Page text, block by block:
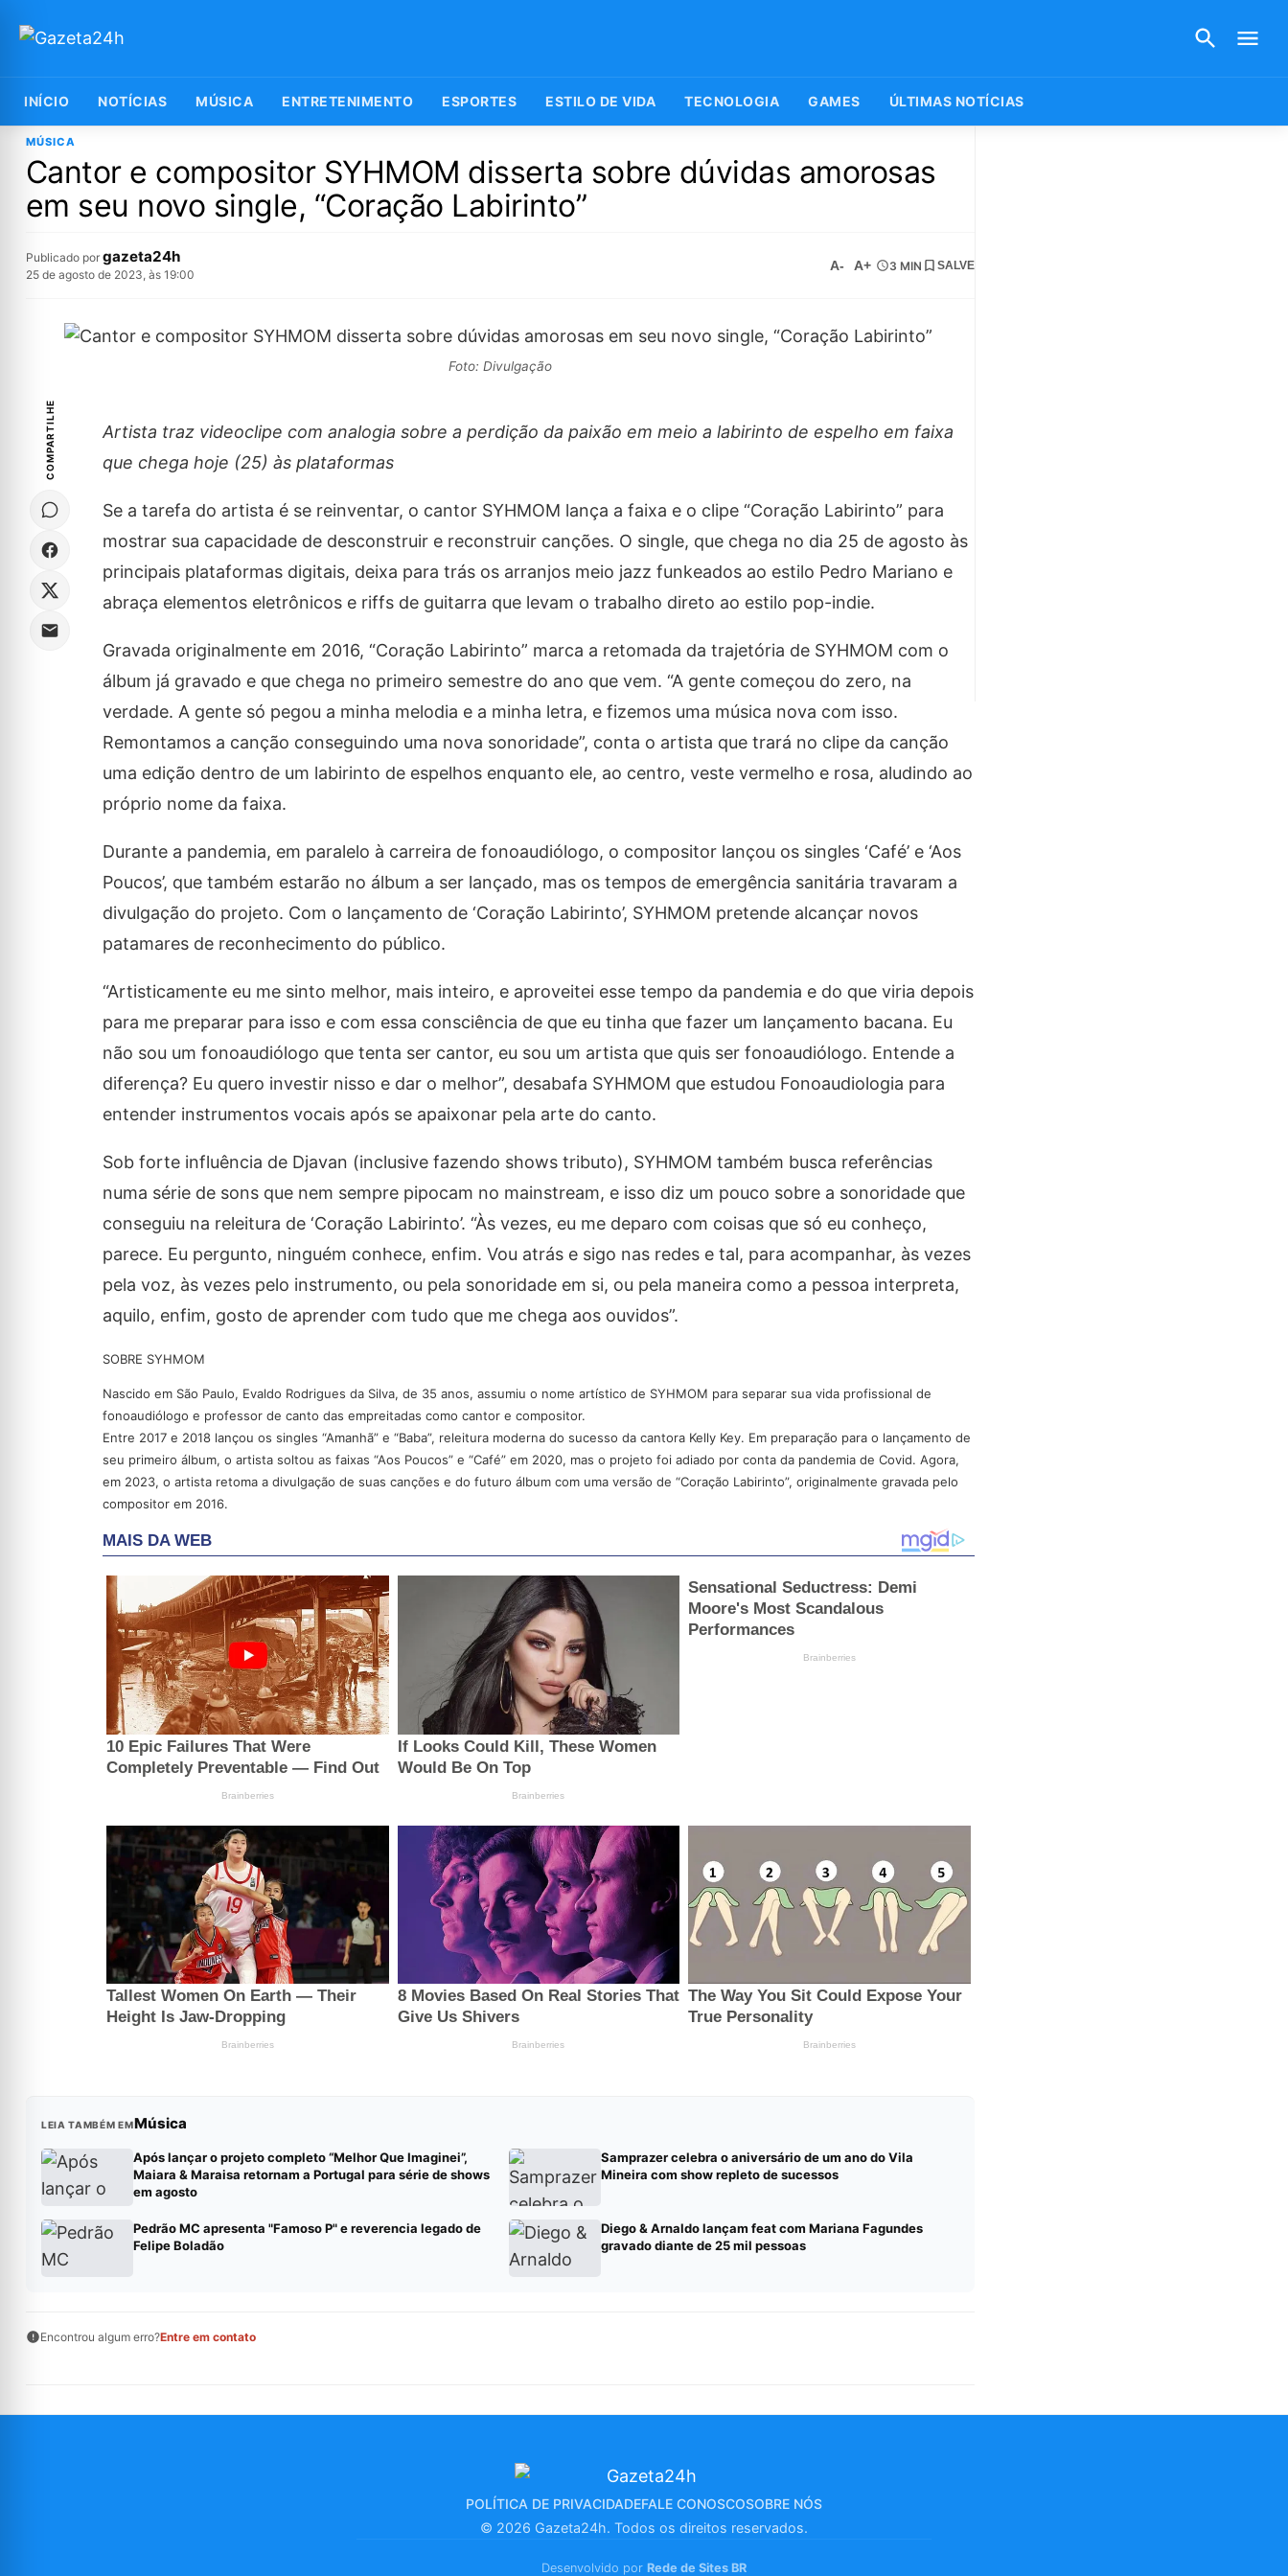
INÍCIO NOTÍCIAS MÚSICA ENTRETENIMENTO ESPORTES ESTILO DE VIDA TECNOLOGIA GAMES ÚLTIMAS NOTÍCIAS
MÚSICA
Cantor e compositor SYHMOM disserta sobre dúvidas amorosas
em seu novo single, “Coração Labirinto”
Publicado por gazeta24h
25 de agosto de 2023, às 19:00
A- A+ 3 MIN SALVE
Foto: Divulgação
COMPARTILHE
Artista traz videoclipe com analogia sobre a perdição da paixão em meio a labirinto de espelho em faixa
que chega hoje (25) às plataformas
Se a tarefa do artista é se reinventar, o cantor SYHMOM lança a faixa e o clipe “Coração Labirinto” para
mostrar sua capacidade de desconstruir e reconstruir canções. O single, que chega no dia 25 de agosto às
principais plataformas digitais, deixa para trás os arranjos meio jazz funkeados ao estilo Pedro Mariano e
abraça elementos eletrônicos e riffs de guitarra que levam o trabalho direto ao estilo pop-indie.
Gravada originalmente em 2016, “Coração Labirinto” marca a retomada da trajetória de SYHMOM com o
álbum já gravado e que chega no primeiro semestre do ano que vem. “A gente começou do zero, na
verdade. A gente só pegou a minha melodia e a minha letra, e fizemos uma música nova com isso.
Remontamos a canção conseguindo uma nova sonoridade”, conta o artista que trará no clipe da canção
uma edição dentro de um labirinto de espelhos enquanto ele, ao centro, veste vermelho e rosa, aludindo ao
próprio nome da faixa.
Durante a pandemia, em paralelo à carreira de fonoaudiólogo, o compositor lançou os singles ‘Café’ e ‘Aos
Poucos’, que também estarão no álbum a ser lançado, mas os tempos de emergência sanitária travaram a
divulgação do projeto. Com o lançamento de ‘Coração Labirinto’, SYHMOM pretende alcançar novos
patamares de reconhecimento do público.
“Artisticamente eu me sinto melhor, mais inteiro, e aproveitei esse tempo da pandemia e do que viria depois
para me preparar para isso e com essa consciência de que eu tinha que fazer um lançamento bacana. Eu
não sou um fonoaudiólogo que tenta ser cantor, eu sou um artista que quis ser fonoaudiólogo. Entende a
diferença? Eu quero investir nisso e dar o melhor”, desabafa SYHMOM que estudou Fonoaudiologia para
entender instrumentos vocais após se apaixonar pela arte do canto.
Sob forte influência de Djavan (inclusive fazendo shows tributo), SYHMOM também busca referências
numa série de sons que nem sempre pipocam no mainstream, e isso diz um pouco sobre a sonoridade que
conseguiu na releitura de ‘Coração Labirinto’. “Às vezes, eu me deparo com coisas que só eu conheço,
parece. Eu pergunto, ninguém conhece, enfim. Vou atrás e sigo nas redes e tal, para acompanhar, às vezes
pela voz, às vezes pelo instrumento, ou pela sonoridade em si, ou pela maneira como a pessoa interpreta,
aquilo, enfim, gosto de aprender com tudo que me chega aos ouvidos”.
SOBRE SYHMOM
Nascido em São Paulo, Evaldo Rodrigues da Silva, de 35 anos, assumiu o nome artístico de SYHMOM para separar sua vida profissional de
fonoaudiólogo e professor de canto das empreitadas como cantor e compositor.
Entre 2017 e 2018 lançou os singles “Amanhã” e “Baba”, releitura moderna do sucesso da cantora Kelly Key. Em preparação para o lançamento de
seu primeiro álbum, o artista soltou as faixas “Aos Poucos” e “Café” em 2020, mas o projeto foi adiado por conta da pandemia de Covid. Agora,
em 2023, o artista retoma a divulgação de suas canções e do futuro álbum com uma versão de “Coração Labirinto”, originalmente gravada pelo
compositor em 2016.
LEIA TAMBÉM EMMúsica
Após lançar o projeto completo “Melhor Que Imaginei”,
Maiara & Maraisa retornam a Portugal para série de shows
em agosto
Samprazer celebra o aniversário de um ano do Vila
Mineira com show repleto de sucessos
Pedrão MC apresenta "Famoso P" e reverencia legado de
Felipe Boladão
Diego & Arnaldo lançam feat com Mariana Fagundes
gravado diante de 25 mil pessoas
Encontrou algum erro?Entre em contato
POLÍTICA DE PRIVACIDADEFALE CONOSCOSOBRE NÓS
© 2026 Gazeta24h. Todos os direitos reservados.
Desenvolvido por Rede de Sites BR